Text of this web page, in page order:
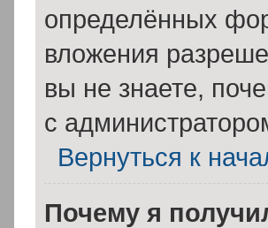
определённых
вложения
вы не знаете,
с
Вернуться к
Почему я